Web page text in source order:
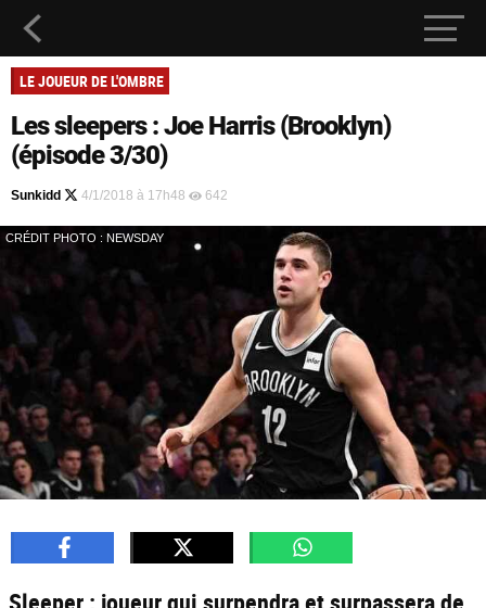
LE JOUEUR DE L'OMBRE
Les sleepers : Joe Harris (Brooklyn)
(épisode 3/30)
Sunkidd 4/1/2018 à 17h48 642
CRÉDIT PHOTO : NEWSDAY